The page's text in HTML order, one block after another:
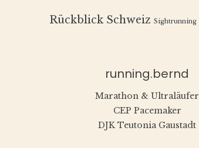
Rückblick Schweiz Sightrunning
running.bernd
Marathon & Ultraläufer
CEP Pacemaker
DJK Teutonia Gaustadt